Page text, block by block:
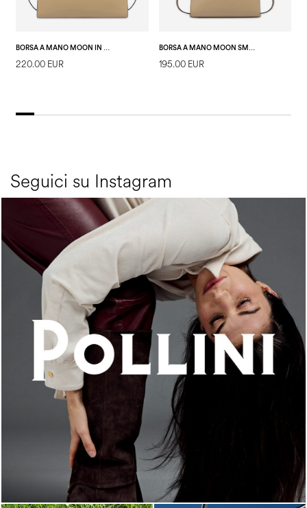
BORSA A MANO MOON IN PLAIN PU TAUPE/TAUPE
220.00 EUR
BORSA A MANO MOON SMALL IN PLAIN PU TAUPE/TAUPE
195.00 EUR
Seguici su Instagram
An ode to the house’s vibrant Italian roots, the new...